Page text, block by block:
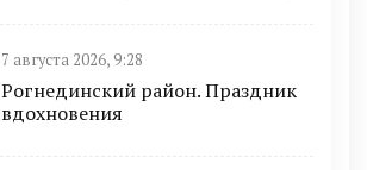
7 августа 2026, 9:28
Рогнединский район. Праздник
вдохновения